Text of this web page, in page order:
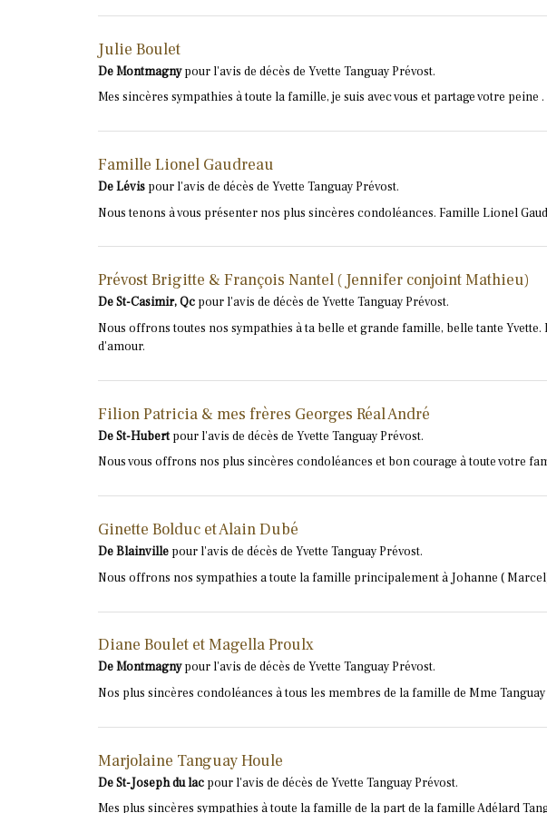
Julie Boulet
De Montmagnypour l'avis de décès de Yvette Tanguay Prévost.
Mes sincères sympathies à toute la famille, je suis avec vous et partage votre peine .
Famille Lionel Gaudreau
De Lévispour l'avis de décès de Yvette Tanguay Prévost.
Nous tenons à vous présenter nos plus sincères condoléances. Famille Lionel
Prévost Brigitte & François Nantel ( Jennifer conjoint Mathieu)
De St-Casimir, Qcpour l'avis de décès de Yvette Tanguay Prévost.
Nous offrons toutes nos sympathies à ta belle et grande famille, belle tante
d'amour.
Filion Patricia & mes frères Georges Réal André
De St-Hubertpour l'avis de décès de Yvette Tanguay Prévost.
Nous vous offrons nos plus sincères condoléances et bon courage à toute votre
Ginette Bolduc et Alain Dubé
De Blainvillepour l'avis de décès de Yvette Tanguay Prévost.
Nous offrons nos sympathies a toute la famille principalement à Johanne (
Diane Boulet et Magella Proulx
De Montmagnypour l'avis de décès de Yvette Tanguay Prévost.
Nos plus sincères condoléances à tous les membres de la famille de Mme
Marjolaine Tanguay Houle
De St-Joseph du lacpour l'avis de décès de Yvette Tanguay Prévost.
Mes plus sincères sympathies à toute la famille de la part de la famille Adélard